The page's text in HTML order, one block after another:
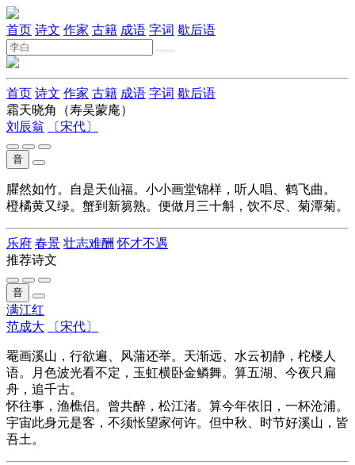
首页 诗文 作家 古籍 成语 字词 歇后语
首页 诗文 作家 古籍 成语 字词 歇后语
霜天晓角（寿吴蒙庵）
刘辰翁
〔宋代〕
音
臞然如竹。自是天仙福。小小画堂锦样，听人唱、鹤飞曲。
橙橘黄又绿。蟹到新篘熟。便做月三十斛，饮不尽、菊潭菊。
乐府 春景 壮志难酬 怀才不遇
推荐诗文
音
满江红
范成大
〔宋代〕
罨画溪山，行欲遍、风蒲还举。天渐远、水云初静，柁楼人
语。月色波光看不定，玉虹横卧金鳞舞。算五湖、今夜只扁
舟，追千古。
怀往事，渔樵侣。曾共醉，松江渚。算今年依旧，一杯沧浦。
宇宙此身元是客，不须怅望家何许。但中秋、时节好溪山，皆
吾土。